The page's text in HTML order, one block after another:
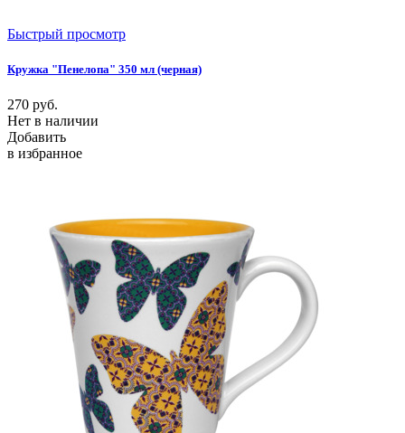
Быстрый просмотр
Кружка "Пенелопа" 350 мл (черная)
270 руб.
Нет в наличии
Добавить
в избранное